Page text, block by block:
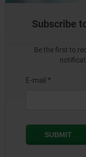
Subscribe
Be the first to